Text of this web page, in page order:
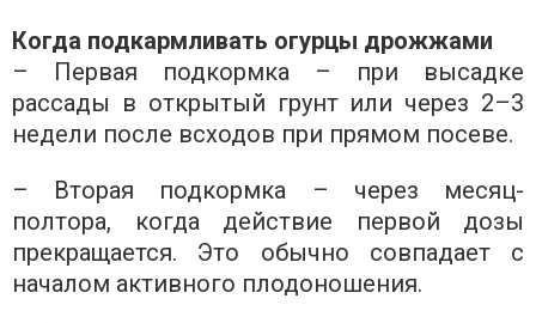
Когда подкармливать огурцы дрожжами
– Первая подкормка – при высадке
рассады в открытый грунт или через 2–3
недели после всходов при прямом посеве.
– Вторая подкормка – через месяц-
полтора, когда действие первой дозы
прекращается. Это обычно совпадает с
началом активного плодоношения.